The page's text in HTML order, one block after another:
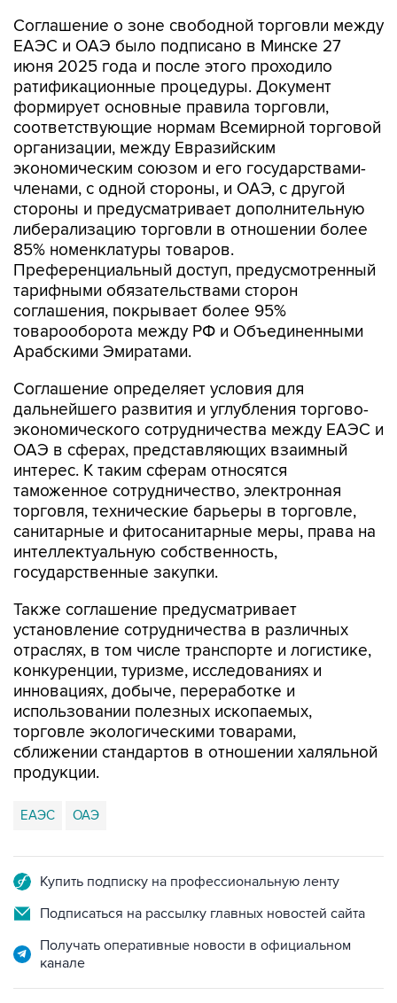
Соглашение о зоне свободной торговли между
ЕАЭС и ОАЭ было подписано в Минске 27
июня 2025 года и после этого проходило
ратификационные процедуры. Документ
формирует основные правила торговли,
соответствующие нормам Всемирной торговой
организации, между Евразийским
экономическим союзом и его государствами-
членами, с одной стороны, и ОАЭ, с другой
стороны и предусматривает дополнительную
либерализацию торговли в отношении более
85% номенклатуры товаров.
Преференциальный доступ, предусмотренный
тарифными обязательствами сторон
соглашения, покрывает более 95%
товарооборота между РФ и Объединенными
Арабскими Эмиратами.
Соглашение определяет условия для
дальнейшего развития и углубления торгово-
экономического сотрудничества между ЕАЭС и
ОАЭ в сферах, представляющих взаимный
интерес. К таким сферам относятся
таможенное сотрудничество, электронная
торговля, технические барьеры в торговле,
санитарные и фитосанитарные меры, права на
интеллектуальную собственность,
государственные закупки.
Также соглашение предусматривает
установление сотрудничества в различных
отраслях, в том числе транспорте и логистике,
конкуренции, туризме, исследованиях и
инновациях, добыче, переработке и
использовании полезных ископаемых,
торговле экологическими товарами,
сближении стандартов в отношении халяльной
продукции.
ЕАЭС ОАЭ
Купить подписку на профессиональную ленту
Подписаться на рассылку главных новостей сайта
Получать оперативные новости в официальном
канале